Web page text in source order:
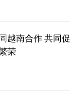
越南合作 共同促
荣